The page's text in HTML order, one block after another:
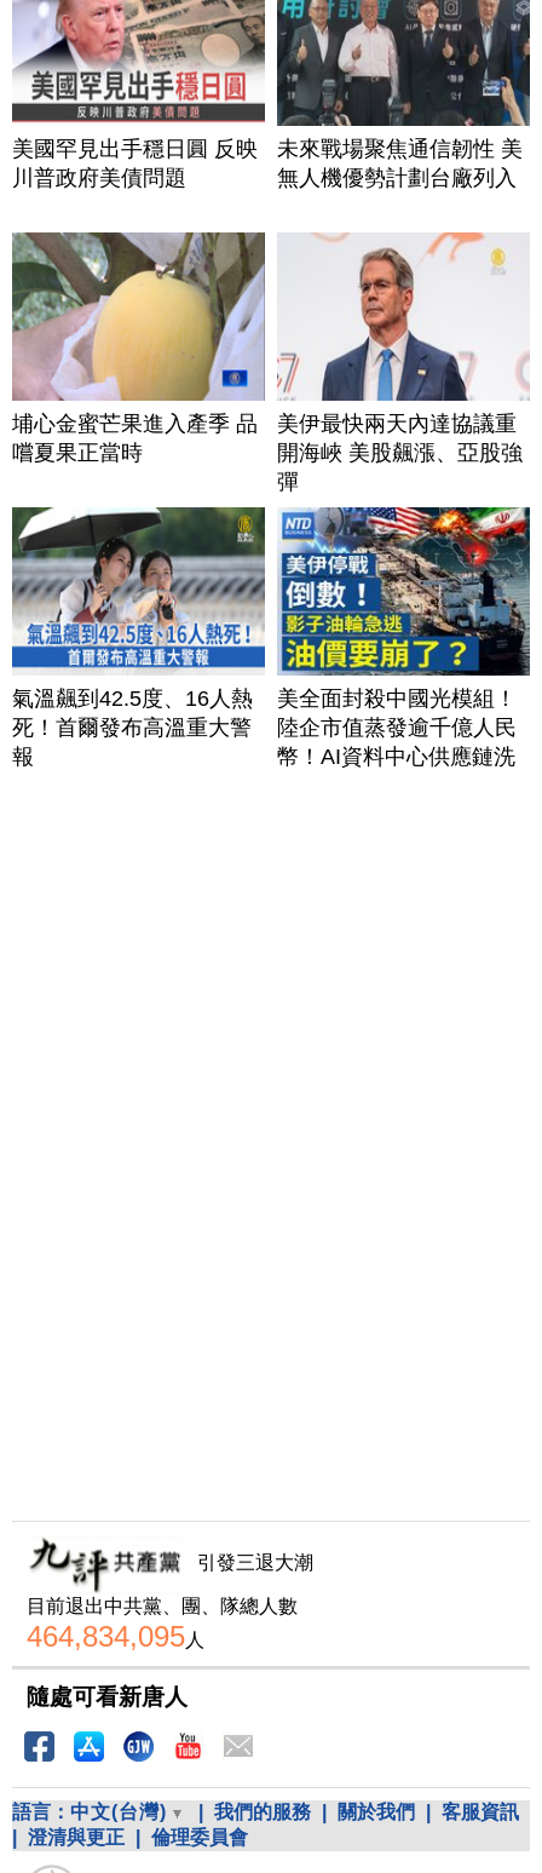
美國罕見出手穩日圓 反映
川普政府美債問題
未來戰場聚焦通信韌性 美
無人機優勢計劃台廠列入
埔心金蜜芒果進入產季 品
嚐夏果正當時
美伊最快兩天內達協議重
開海峽 美股飆漲、亞股強
彈
氣溫飆到42.5度、16人熱
死！首爾發布高溫重大警
報
美全面封殺中國光模組！
陸企市值蒸發逾千億人民
幣！AI資料中心供應鏈洗
引發三退大潮
目前退出中共黨、團、隊總人數
464,834,095人
隨處可看新唐人
語言： 中文(台灣) 我們的服務 關於我們
客服資訊
澄清與更正 倫理委員會